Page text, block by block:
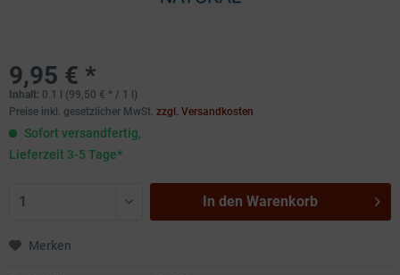
9,95 € *
Inhalt: 0.1 l (99,50 € * / 1 l)
Preise inkl. gesetzlicher MwSt. zzgl. Versandkosten
Sofort versandfertig,
Lieferzeit 3-5 Tage*
In den Warenkorb
Merken